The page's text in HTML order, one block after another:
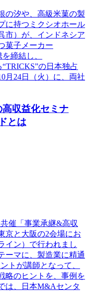
の汐や、高級米菓の製
に持つミクシオホール
市）が、インドネシア
菓子メーカー
締結し、
の日本独占
月24日（火）に、両社
高収益化セミナ
とは
催「事業承継&高収
京と大阪の2会場にお
イン）で行われまし
ーマに、製造業に精通
トが講師となって、
略のヒントを、事例を
は、日本M&Aセンタ